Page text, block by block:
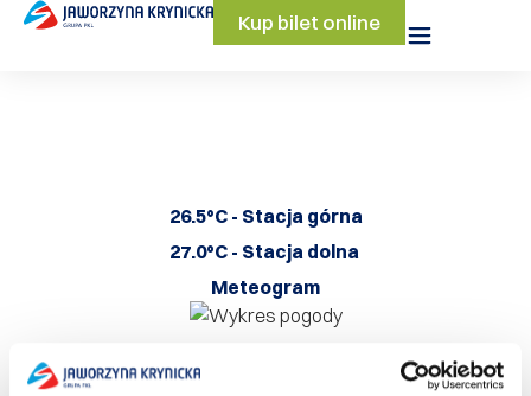
Kup bilet online
26.5°C - Stacja górna
27.0°C - Stacja dolna
Meteogram